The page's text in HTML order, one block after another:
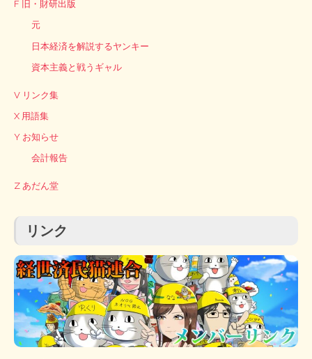
F 旧・財研出版
元
日本経済を解説するヤンキー
資本主義と戦うギャル
V リンク集
X 用語集
Y お知らせ
会計報告
Z あだん堂
リンク